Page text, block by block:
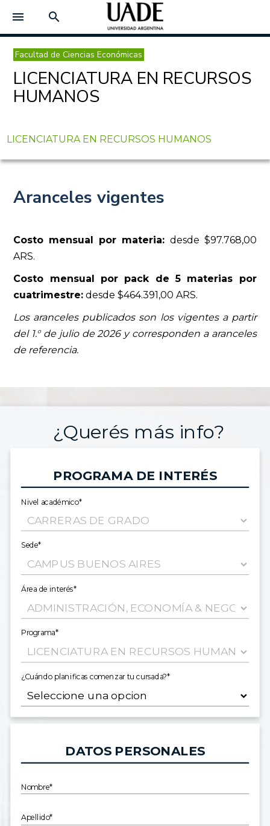
menu search
Facultad de Ciencias Económicas
LICENCIATURA EN RECURSOS
HUMANOS
LICENCIATURA EN RECURSOS HUMANOS
Aranceles vigentes
Costo mensual por materia: desde $97.768,00
ARS.
Costo mensual por pack de 5 materias por
cuatrimestre: desde $464.391,00 ARS.
Los aranceles publicados son los vigentes a partir
del 1.° de julio de 2026 y corresponden a aranceles
de referencia.
¿Querés más info?
PROGRAMA DE INTERÉS
Nivel académico*
Sede*
Área de interés*
Programa*
¿Cuándo planificas comenzar tu cursada?*
DATOS PERSONALES
Nombre*
Apellido*